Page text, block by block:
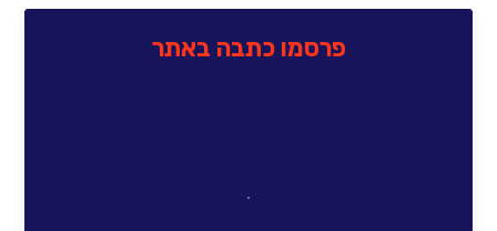
פרסמו כתבה באתר